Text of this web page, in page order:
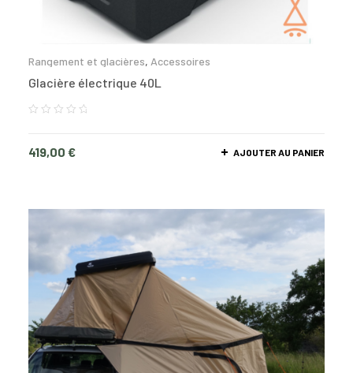
Rangement et glacières, Accessoires
Glacière électrique 40L
419,00 € AJOUTER AU PANIER